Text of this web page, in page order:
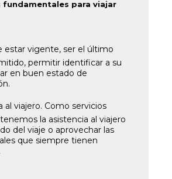
fundamentales para viajar
estar vigente, ser el último
permitir identificar a su
en buen estado de
al viajero. Como servicios
la asistencia al viajero
del viaje o aprovechar las
que siempre tienen